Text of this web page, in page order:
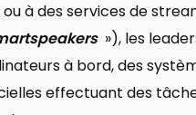
à des services de
»), les
à bord, des
effectuant des